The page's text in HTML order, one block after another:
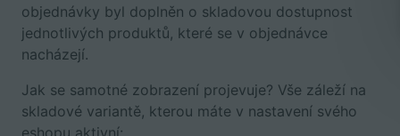
objednávky byl doplněn o skladovou dostupnost
jednotlivých produktů, které se v objednávce
nacházejí.
Jak se samotné zobrazení projevuje? Vše záleží na
skladové variantě, kterou máte v nastavení svého
eshopu aktivní: